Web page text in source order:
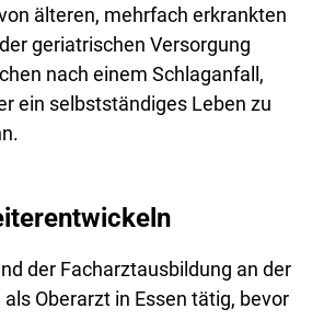
älteren, mehrfach erkrankten
geriatrischen Versorgung
nach einem Schlaganfall,
ein selbstständiges Leben zu
der Facharztausbildung an der
Oberarzt in Essen tätig, bevor